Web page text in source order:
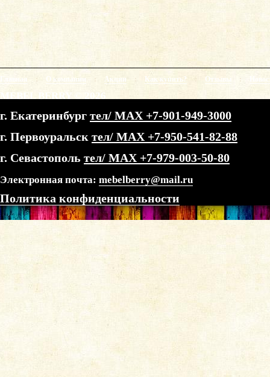
Главная О компании Акции Как купить? Отзывы :
MEBEL BERRY © 2026
г. Екатеринбург тел/ МАХ +7-901-949-3000
г. Первоуральск тел/ МАХ +7-950-541-82-88
г. Севастополь тел/ МАХ +7-979-003-50-80
Электронная почта: mebelberry@mail.ru
Политика конфиденциальности